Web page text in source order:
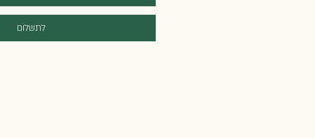
לתשלום